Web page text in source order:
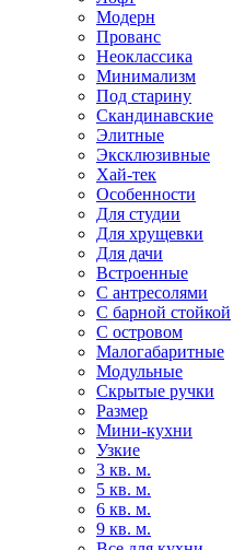
Модерн
Прованс
Неоклассика
Минимализм
Под старину
Скандинавские
Элитные
Эксклюзивные
Хай-тек
Особенности
Для студии
Для хрущевки
Для дачи
Встроенные
С антресолями
С барной стойкой
С островом
Малогабаритные
Модульные
Скрытые ручки
Размер
Мини-кухни
Узкие
3 кв. м.
5 кв. м.
6 кв. м.
9 кв. м.